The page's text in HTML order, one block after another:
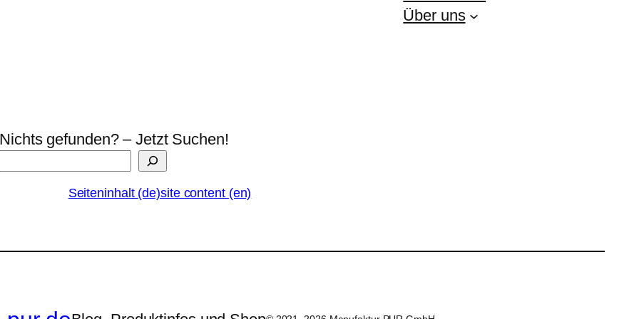
Über uns
Nichts gefunden? – Jetzt Suchen!
Seiteninhalt (de)site content (en)